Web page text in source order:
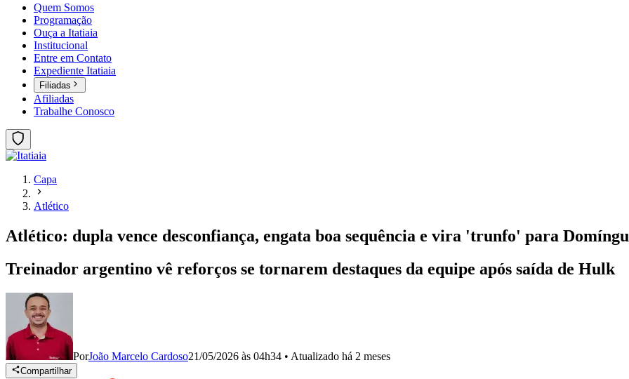
Quem Somos
Programação
Ouça a Itatiaia
Institucional
Entre em Contato
Expediente Itatiaia
Filiadas
Afiliadas
Trabalhe Conosco
Capa
Atlético
Atlético: dupla vence desconfiança, engata boa sequência e vira 'trunfo' para
Treinador argentino vê reforços se tornarem destaques da equipe após saída de Hulk
PorJoão Marcelo Cardoso21/05/2026 às 04h34 • Atualizado há 2 meses
Compartilhar